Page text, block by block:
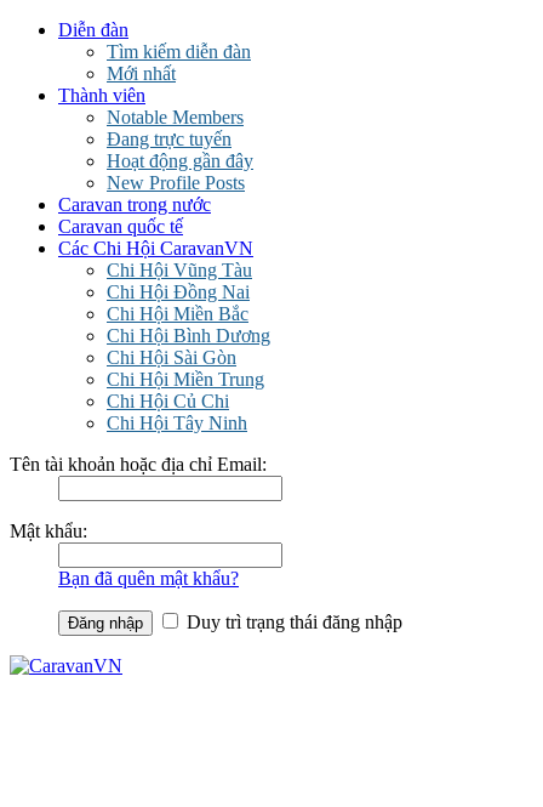
Diễn đàn
Tìm kiếm diễn đàn
Mới nhất
Thành viên
Notable Members
Đang trực tuyến
Hoạt động gần đây
New Profile Posts
Caravan trong nước
Caravan quốc tế
Các Chi Hội CaravanVN
Chi Hội Vũng Tàu
Chi Hội Đồng Nai
Chi Hội Miền Bắc
Chi Hội Bình Dương
Chi Hội Sài Gòn
Chi Hội Miền Trung
Chi Hội Củ Chi
Chi Hội Tây Ninh
Tên tài khoản hoặc địa chỉ Email:
Mật khẩu:
Bạn đã quên mật khẩu?
Duy trì trạng thái đăng nhập